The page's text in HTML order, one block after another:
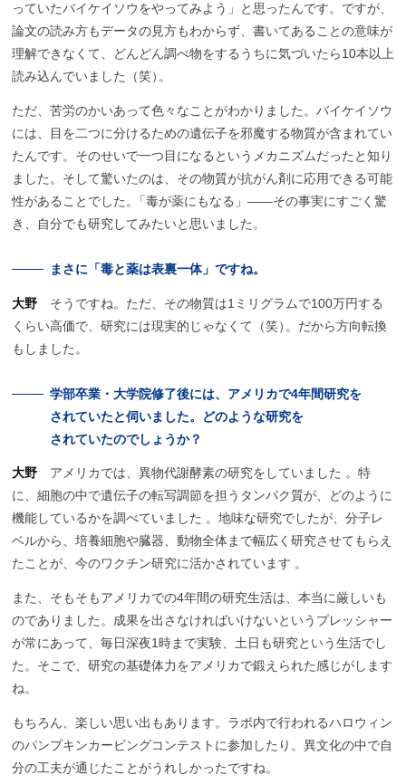
っていたバイケイソウをやってみよう」と思ったんです。ですが、
論文の読み方もデータの見方もわからず、書いてあることの意味が
理解できなくて、どんどん調べ物をするうちに気づいたら10本以上
読み込んでいました（笑） 。
ただ、苦労のかいあって色々なことがわかりました。バイケイソウ
には、目を二つに分けるための遺伝子を邪魔する物質が含まれてい
たんです。そのせいで一つ目になるというメカニズムだったと知り
ました。そして驚いたのは、その物質が抗がん剤に応用できる可能
性があることでした 。
「毒が薬にもなる」――その事実にすごく驚
き、自分でも研究してみたいと思いました。
まさに 「毒と薬は表裏一体」 ですね。
大野そうですね。ただ、その物質は1ミリグラムで100万円する
くらい高価で、研究には現実的じゃなくて（笑） 。だから方向転換
もしました。
学部卒業・ 大学院修了後には、 アメリカで4年間研究を
されていたと伺いました。 どのような研究を
されていたのでしょうか？
大野 アメリカでは、異物代謝酵素の研究をしていました 。特
に、細胞の中で遺伝子の転写調節を担うタンパク質が、どのように
機能しているかを調べていました 。地味な研究でしたが、 分子レ
ベルから、培養細胞や臓器、動物全体まで幅広く研究させてもらえ
たことが、 今のワクチン研究に活かされています 。
また、そもそもアメリカでの4年間の研究生活は、本当に厳しいも
のでありました。成果を出さなければいけないというプレッシャー
が常にあって、毎日深夜1時まで実験、土日も研究という生活でし
た。そこで、研究の基礎体力をアメリカで鍛えられた感じがします
ね。
もちろん、楽しい思い出もあります。ラボ内で行われるハロウィン
のパンプキンカービングコンテストに参加したり。異文化の中で自
分の工夫が通じたことがうれしかったですね。